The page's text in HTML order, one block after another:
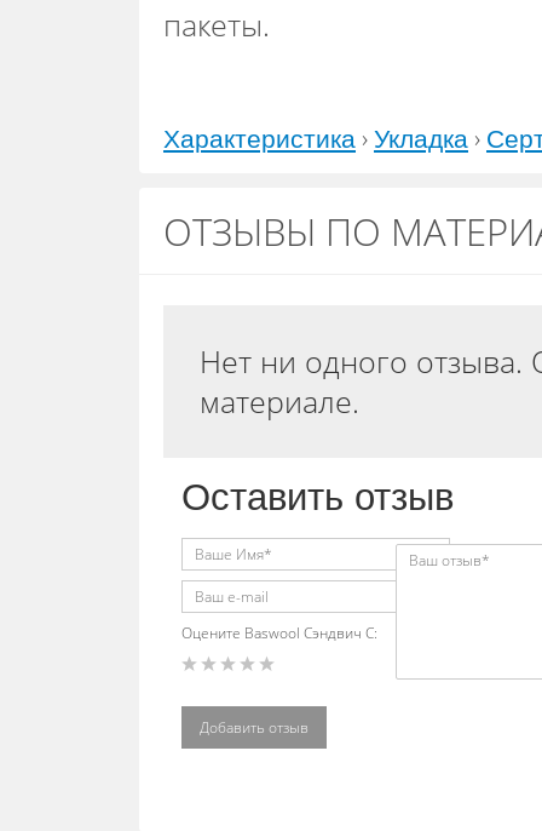
пакеты.
Характеристика › Укладка ›
ОТЗЫВЫ ПО
Нет ни одного отзыва.
материале.
Оставить отзыв
Оцените Baswool Сэндвич С:
Добавить отзыв